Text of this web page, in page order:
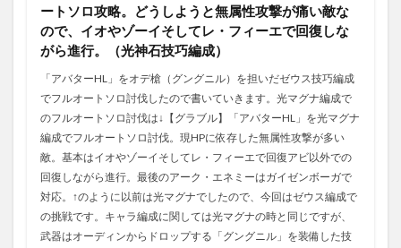
ートソロ攻略。どうしようと無属性攻撃が痛い敵な
ので、イオやゾーイそしてレ・フィーエで回復しな
がら進行。（光神石技巧編成）
「アバターHL」をオデ槍（グングニル）を担いだゼウス技巧編成
でフルオートソロ討伐したので書いていきます。光マグナ編成で
のフルオートソロ討伐は↓【グラブル】「アバターHL」を光マグナ
編成でフルオートソロ討伐。現HPに依存した無属性攻撃が多い
敵。基本はイオやゾーイそしてレ・フィーエで回復アビ以外での
回復しながら進行。最後のアーク・エネミーはガイゼンボーガで
対応。↑のように以前は光マグナでしたので、今回はゼウス編成で
の挑戦です。キャラ編成に関しては光マグナの時と同じですが、
武器はオーディンからドロップする「グングニル」を装備した技